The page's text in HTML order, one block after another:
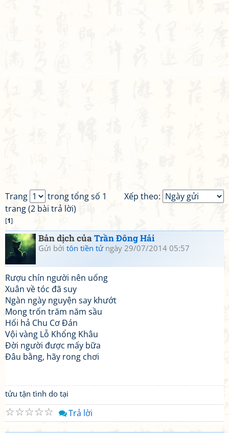
Xếp theo:
Trang
trong tổng số 1
trang (2 bài trả lời)
[1]
Bản dịch củaTrần Đông Hải
Gửi bởi tôn tiền tửngày 29/07/2014 05:57
Rượu chín người nên uống
Xuân về tóc đã suy
Ngàn ngày nguyện say khướt
Mong trốn trăm năm sầu
Hối hả Chu Cơ Đán
Vội vàng Lỗ Khổng Khâu
Đời người được mấy bữa
Đâu bằng, hãy rong chơi
tửu tận tình do tại
☆
☆
☆
☆
☆ Trả lời